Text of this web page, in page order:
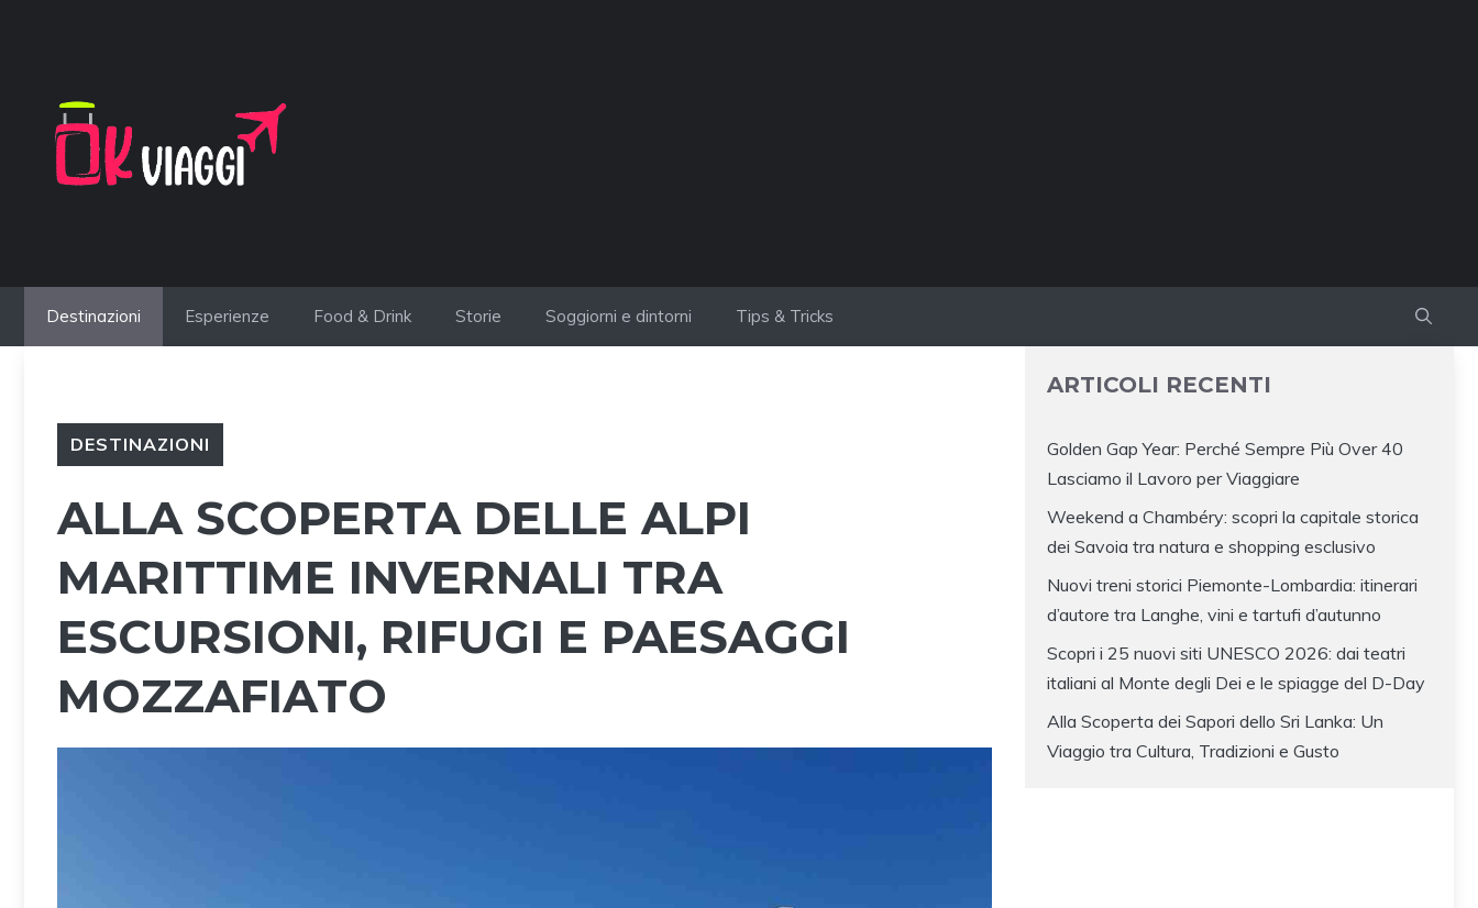
Destinazioni Esperienze Food & Drink Storie Soggiorni e dintorni Tips & Tricks
DESTINAZIONI
ALLA SCOPERTA DELLE ALPI
MARITTIME INVERNALI TRA
ESCURSIONI, RIFUGI E PAESAGGI
MOZZAFIATO
ARTICOLI RECENTI
Golden Gap Year: Perché Sempre Più Over 40
Lasciamo il Lavoro per Viaggiare
Weekend a Chambéry: scopri la capitale storica
dei Savoia tra natura e shopping esclusivo
Nuovi treni storici Piemonte-Lombardia: itinerari
d’autore tra Langhe, vini e tartufi d’autunno
Scopri i 25 nuovi siti UNESCO 2026: dai teatri
italiani al Monte degli Dei e le spiagge del D-Day
Alla Scoperta dei Sapori dello Sri Lanka: Un
Viaggio tra Cultura, Tradizioni e Gusto